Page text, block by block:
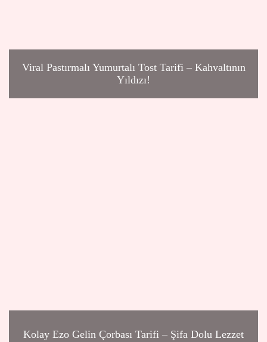
Viral Pastırmalı Yumurtalı Tost Tarifi – Kahvaltının
Yıldızı!
Kolay Ezo Gelin Çorbası Tarifi – Şifa Dolu Lezzet